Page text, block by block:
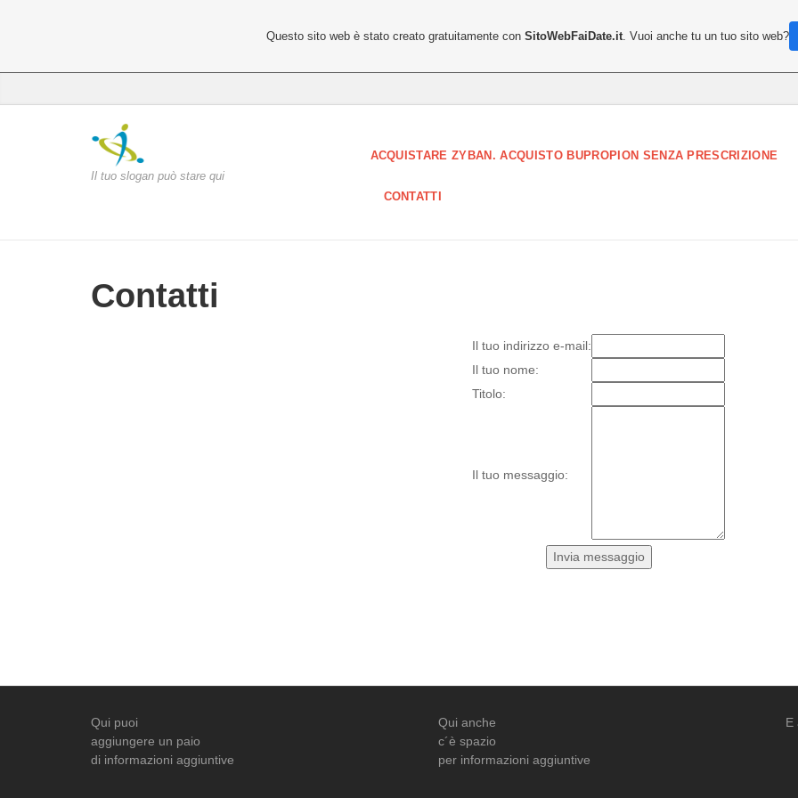
Il tuo slogan può stare qui
ACQUISTARE ZYBAN. ACQUISTO BUPROPION SENZA PRESCRIZIONE
CONTATTI
Contatti
Il tuo indirizzo e-mail:
Il tuo nome:
Titolo:
Il tuo messaggio:
Qui puoi
aggiungere un paio
di informazioni aggiuntive
Qui anche
c´è spazio
per informazioni aggiuntive
E
Questo sito web è stato creato gratuitamente con SitoWebFaiDate.it. Vuoi anche tu un tuo sito web?